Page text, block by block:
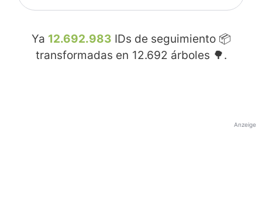
Ya 12.692.983 IDs de seguimiento 📦
transformadas en 12.692 árboles 🌳.
Anzeige